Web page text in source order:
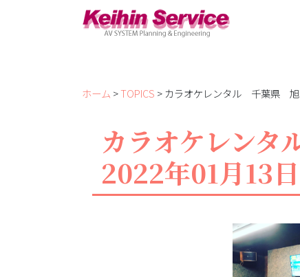
ホーム >TOPICS > カラオケレンタル 千葉県
カラオケレン
2022年01月13日